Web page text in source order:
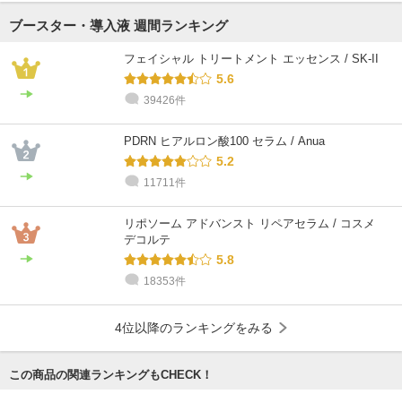
suyama
はせがわ
Onodera
ブースター・導入液 週間ランキング
フェイシャル トリートメント エッセンス / SK-II
5.6
39426件
PDRN ヒアルロン酸100 セラム / Anua
5.2
11711件
リポソーム アドバンスト リペアセラム / コスメ
デコルテ
5.8
18353件
4位以降のランキングをみる
この商品の関連ランキングもCHECK！